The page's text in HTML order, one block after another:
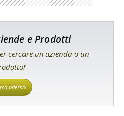
e Prodotti
cercare un'azienda o un
adesso